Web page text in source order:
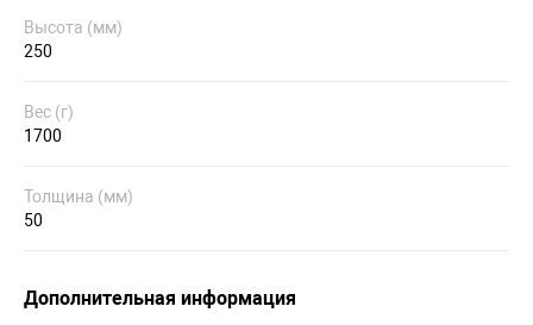
Высота (мм)
250
Вес (г)
1700
Толщина (мм)
50
Дополнительная информация